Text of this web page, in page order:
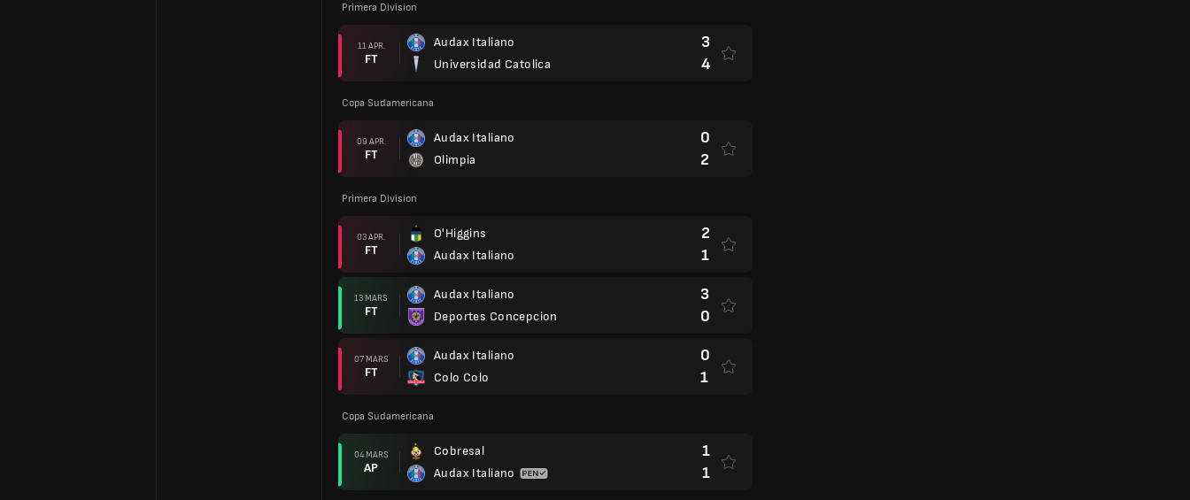
Primera Division
11 APR.
FT
Audax Italiano
Universidad Catolica
3
4
Copa Sudamericana
09 APR.
FT
Audax Italiano
Olimpia
0
2
Primera Division
03 APR.
FT
O'Higgins
Audax Italiano
2
1
13 MARS
FT
Audax Italiano
Deportes Concepcion
3
0
07 MARS
FT
Audax Italiano
Colo Colo
0
1
Copa Sudamericana
04 MARS
AP
Cobresal
Audax Italiano
1
1